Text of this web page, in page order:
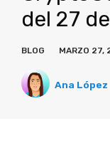
del 27
BLOG MARZO 27,
Ana López